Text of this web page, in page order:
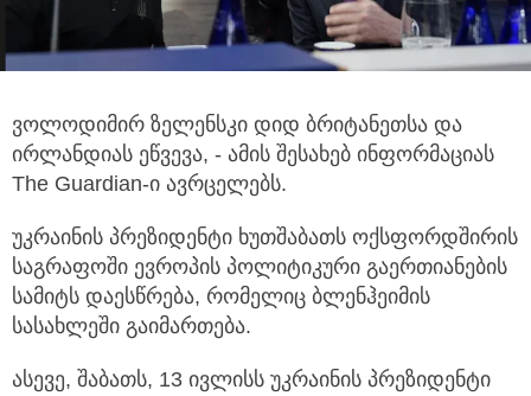
ვოლოდიმირ ზელენსკი დიდ ბრიტანეთსა და
ირლანდიას ეწვევა, - ამის შესახებ ინფორმაციას
The Guardian-ი ავრცელებს.
უკრაინის პრეზიდენტი ხუთშაბათს ოქსფორდშირის
საგრაფოში ევროპის პოლიტიკური გაერთიანების
სამიტს დაესწრება, რომელიც ბლენჰეიმის
სასახლეში გაიმართება.
ასევე, შაბათს, 13 ივლისს უკრაინის პრეზიდენტი